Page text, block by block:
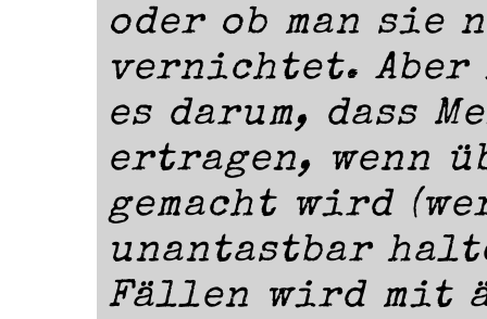
oder ob man
vernichtet. Aber
es darum, dass
ertragen, wenn
gemacht wird
unantastbar
Fällen wird mit